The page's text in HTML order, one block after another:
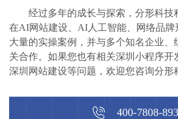
经过多年的成长与探索，分形科技
在AI网站建设、AI人工智能、网络品牌
大量的实操案例，并与多个知名企业、
关合作。如果您也有相关深圳小程序开
深圳网站建设等问题，欢迎您咨询分形
400-7808-893